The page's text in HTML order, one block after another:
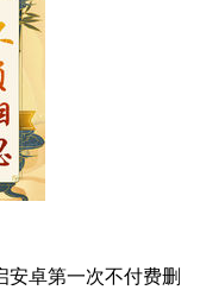
安卓第一次不付费删